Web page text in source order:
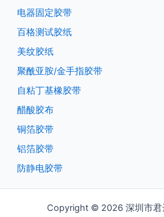
电器固定胶带
百格测试胶纸
美纹胶纸
聚酰亚胺/金手指胶带
自粘丁基橡胶带
醋酸胶布
铜箔胶带
铝箔胶带
防静电胶带
Copyright © 2026 深圳市君